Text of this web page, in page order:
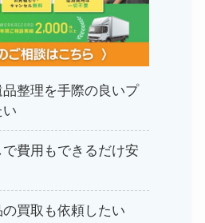
整理を手際の良いプ
い
費用もできるだけ安
買取も依頼したい